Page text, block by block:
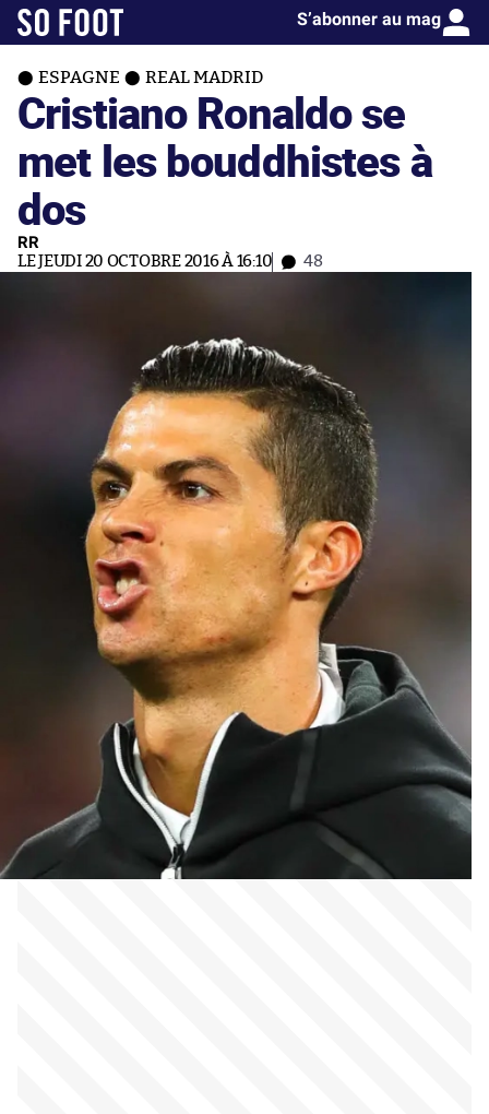
S’abonner au mag
ESPAGNE REAL MADRID
Cristiano Ronaldo se
met les bouddhistes à
dos
RR
LE JEUDI 20 OCTOBRE 2016 À 16:10 48